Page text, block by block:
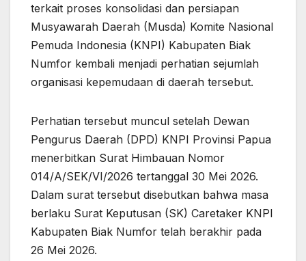
terkait proses konsolidasi dan persiapan
Musyawarah Daerah (Musda) Komite Nasional
Pemuda Indonesia (KNPI) Kabupaten Biak
Numfor kembali menjadi perhatian sejumlah
organisasi kepemudaan di daerah tersebut.
Perhatian tersebut muncul setelah Dewan
Pengurus Daerah (DPD) KNPI Provinsi Papua
menerbitkan Surat Himbauan Nomor
014/A/SEK/VI/2026 tertanggal 30 Mei 2026.
Dalam surat tersebut disebutkan bahwa masa
berlaku Surat Keputusan (SK) Caretaker KNPI
Kabupaten Biak Numfor telah berakhir pada
26 Mei 2026.